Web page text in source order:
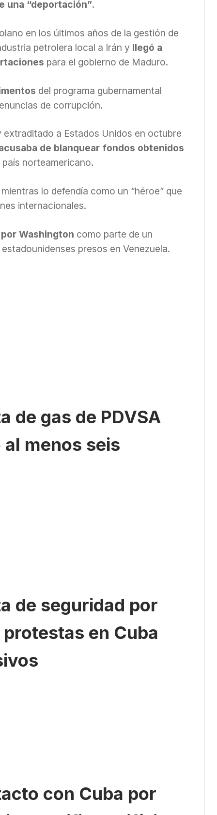
una “deportación”.
en los últimos años de la gestión de
petrolera local a Irán y llegó a
para el gobierno de Maduro.
del programa gubernamental
de corrupción.
extraditado a Estados Unidos en octubre
de blanquear fondos obtenidos
norteamericano.
mientras lo defendía como un “héroe” que
internacionales.
Washington como parte de un
presos en Venezuela.
de gas de PDVSA
menos seis
de seguridad por
en Cuba
con Cuba por